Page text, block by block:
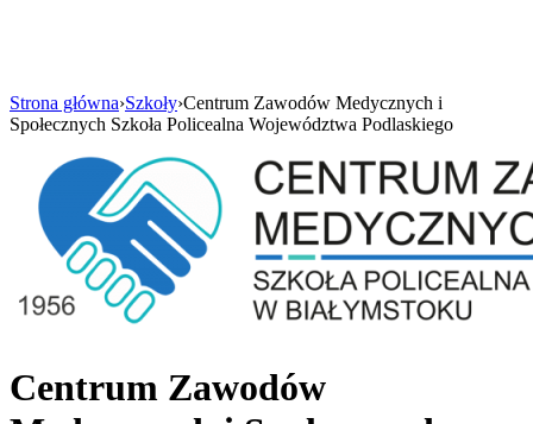
Strona główna›Szkoły›Centrum Zawodów Medycznych i
Społecznych Szkoła Policealna Województwa Podlaskiego
Centrum Zawodów